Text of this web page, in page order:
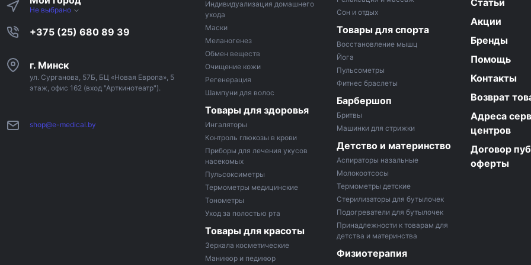
Не выбрано
+375 (25) 680 89 39
г. Минск
ул. Сурганова, 57Б, БЦ «Новая Европа», 5
этаж, офис 162 (вход "Арткинотеатр").
shop@e-medical.by
Индивидуализация домашнего
ухода
Маски
Меланогенез
Обмен веществ
Очищение кожи
Регенерация
Шампуни для волос
Товары для здоровья
Ингаляторы
Контроль глюкозы в крови
Приборы для лечения укусов
насекомых
Пульсоксиметры
Термометры медицинские
Тонометры
Уход за полостью рта
Товары для красоты
Зеркала косметические
Маникюр и педикюр
Сон и отдых
Товары для спорта
Восстановление мышц
Йога
Пульсометры
Фитнес браслеты
Барбершоп
Бритвы
Машинки для стрижки
Детство и материнство
Аспираторы назальные
Молокоотсосы
Термометры детские
Стерилизаторы для бутылочек
Подогреватели для бутылочек
Принадлежности к товарам для
детства и материнства
Физиотерапия
Статьи
Акции
Бренды
Помощь
Контакты
Возврат
Адреса
центров
Договор
оферты